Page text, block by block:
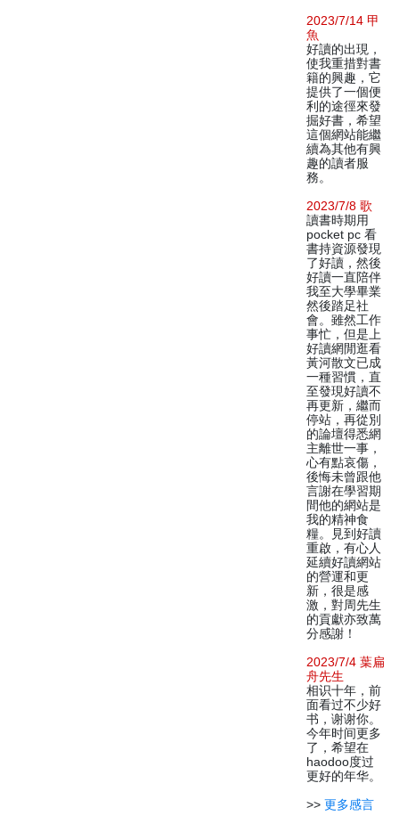
2023/7/14 甲
魚
好讀的出現，
使我重措對書
籍的興趣，它
提供了一個便
利的途徑來發
掘好書，希望
這個網站能繼
續為其他有興
趣的讀者服
務。
2023/7/8 歌
讀書時期用
pocket pc 看
書持資源發現
了好讀，然後
好讀一直陪伴
我至大學畢業
然後踏足社
會。雖然工作
事忙，但是上
好讀網閒逛看
黃河散文已成
一種習慣，直
至發現好讀不
再更新，繼而
停站，再從別
的論壇得悉網
主離世一事，
心有點哀傷，
後悔未曾跟他
言謝在學習期
間他的網站是
我的精神食
糧。見到好讀
重啟，有心人
延續好讀網站
的營運和更
新，很是感
激，對周先生
的貢獻亦致萬
分感謝！
2023/7/4 葉扁
舟先生
相识十年，前
面看过不少好
书，谢谢你。
今年时间更多
了，希望在
haodoo度过
更好的年华。
>> 更多感言